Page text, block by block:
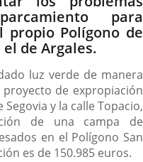
para
propio Polígono de
de Argales.
luz verde de manera
de expropiación
y la calle Topacio,
de una campa de
en el Polígono San
es de 150.985 euros.